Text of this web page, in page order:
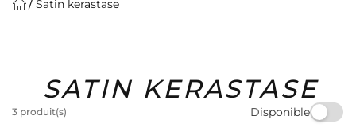
Solaire Homme Marques Idées
Cadeaux
Bons
Plans
Satin kerastase
SATIN KERASTASE
3 produit(s) Disponible